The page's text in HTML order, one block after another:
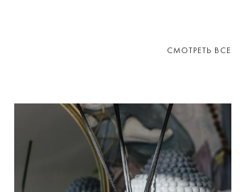
СМОТРЕТЬ ВСЕ